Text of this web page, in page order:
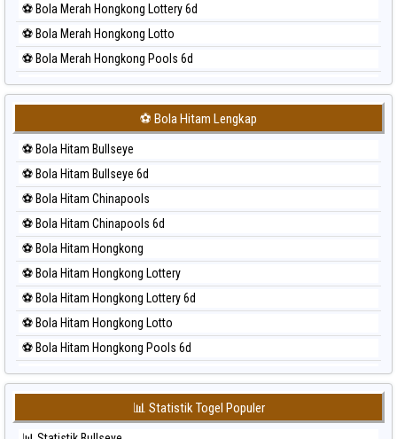
⚽ Bola Merah Hongkong Lottery 6d
⚽ Bola Merah Hongkong Lotto
⚽ Bola Merah Hongkong Pools 6d
⚽ Bola Merah Japan
⚽ Bola Merah Japan 6d
⚽ Bola Merah Korea
⚽ Bola Merah Kuda Lari
⚽ Bola Merah Magnum Cambodia
⚽ Bola Merah Nagoya
⚽ Bola Merah North Carolina Day
⚽ Bola Merah Pcso
⚽ Bola Merah Sao Paulo
⚽ Bola Merah Singapore
⚽ Bola Merah Sydney
⚽ Bola Merah Sydney Lottery
⚽ Bola Merah Sydney Lottery 6d
⚽ Bola Merah Sydney Lotto
⚽ Bola Merah Sydney Pools 6d
⚽ Bola Hitam Lengkap
⚽ Bola Hitam Bullseye
⚽ Bola Hitam Bullseye 6d
⚽ Bola Hitam Chinapools
⚽ Bola Hitam Chinapools 6d
⚽ Bola Hitam Hongkong
⚽ Bola Hitam Hongkong Lottery
⚽ Bola Hitam Hongkong Lottery 6d
⚽ Bola Hitam Hongkong Lotto
⚽ Bola Hitam Hongkong Pools 6d
⚽ Bola Hitam Japan
⚽ Bola Hitam Japan 6d
⚽ Bola Hitam Korea
📊 Statistik Togel Populer